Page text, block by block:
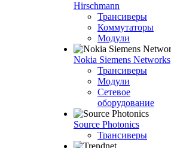
Hirschmann
Трансиверы
Коммутаторы
Модули
Nokia Siemens Networks
Трансиверы
Модули
Сетевое
оборудование
Source Photonics
Трансиверы